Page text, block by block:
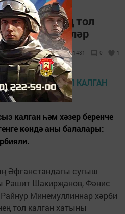
тол
белделәр
2019 -
1431 0 1
калган һәм хәзер беренче
көндә аны балалары:
Әфганстандагы сугыш
Рәшит Шакирҗанов, Фәнис
Минемуллиннар хәрби
тол калган хатыны